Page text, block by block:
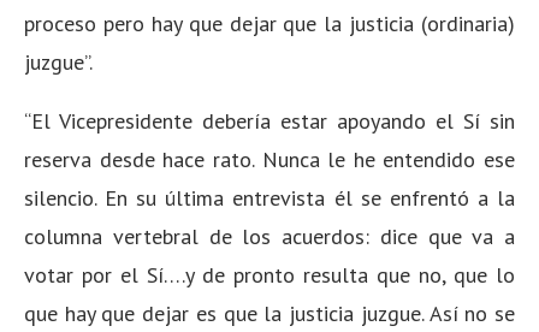
proceso pero hay que dejar que la justicia (ordinaria)
juzgue”.
“El Vicepresidente debería estar apoyando el Sí sin
reserva desde hace rato. Nunca le he entendido ese
silencio. En su última entrevista él se enfrentó a la
columna vertebral de los acuerdos: dice que va a
votar por el Sí….y de pronto resulta que no, que lo
que hay que dejar es que la justicia juzgue. Así no se